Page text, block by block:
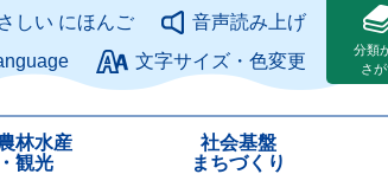
このページの本文へ
しい にほんご
音声読み上げ
文字サイズ・色変更
分類
さ
林水産
観光
社会基盤
まちづくり